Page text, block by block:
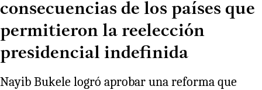
consecuencias de los países que
permitieron la reelección
presidencial indefinida
Nayib Bukele logró aprobar una reforma que